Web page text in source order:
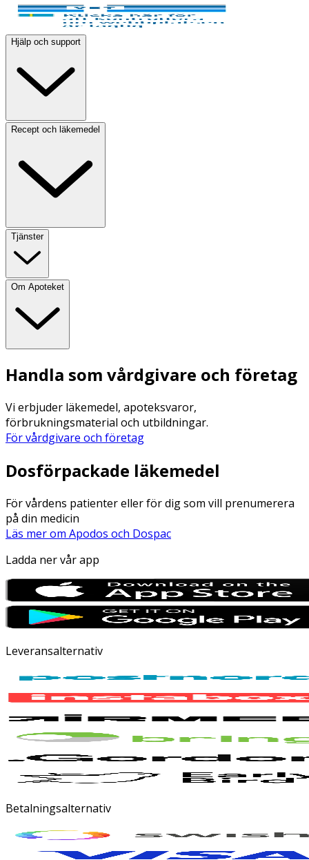
Hjälp och support
Recept och läkemedel
Tjänster
Om Apoteket
Handla som vårdgivare och företag
Vi erbjuder läkemedel, apoteksvaror,
förbrukningsmaterial och utbildningar.
För vårdgivare och företag
Dosförpackade läkemedel
För vårdens patienter eller för dig som vill prenumerera
på din medicin
Läs mer om Apodos och Dospac
Ladda ner vår app
Leveransalternativ
Betalningsalternativ